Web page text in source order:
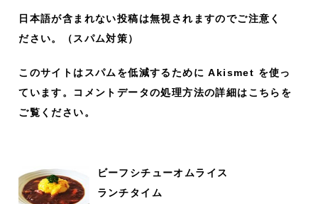
日本語が含まれない投稿は無視されますのでご注意く
ださい。（スパム対策）
このサイトはスパムを低減するために Akismet を使っ
ています。
コメントデータの処理方法の詳細はこちらを
ご覧ください。
ビーフシチューオムライス
ランチタイム